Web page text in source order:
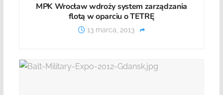
MPK Wrocław wdroży system zarządzania
flotą w oparciu o TETRĘ
13 marca, 2013